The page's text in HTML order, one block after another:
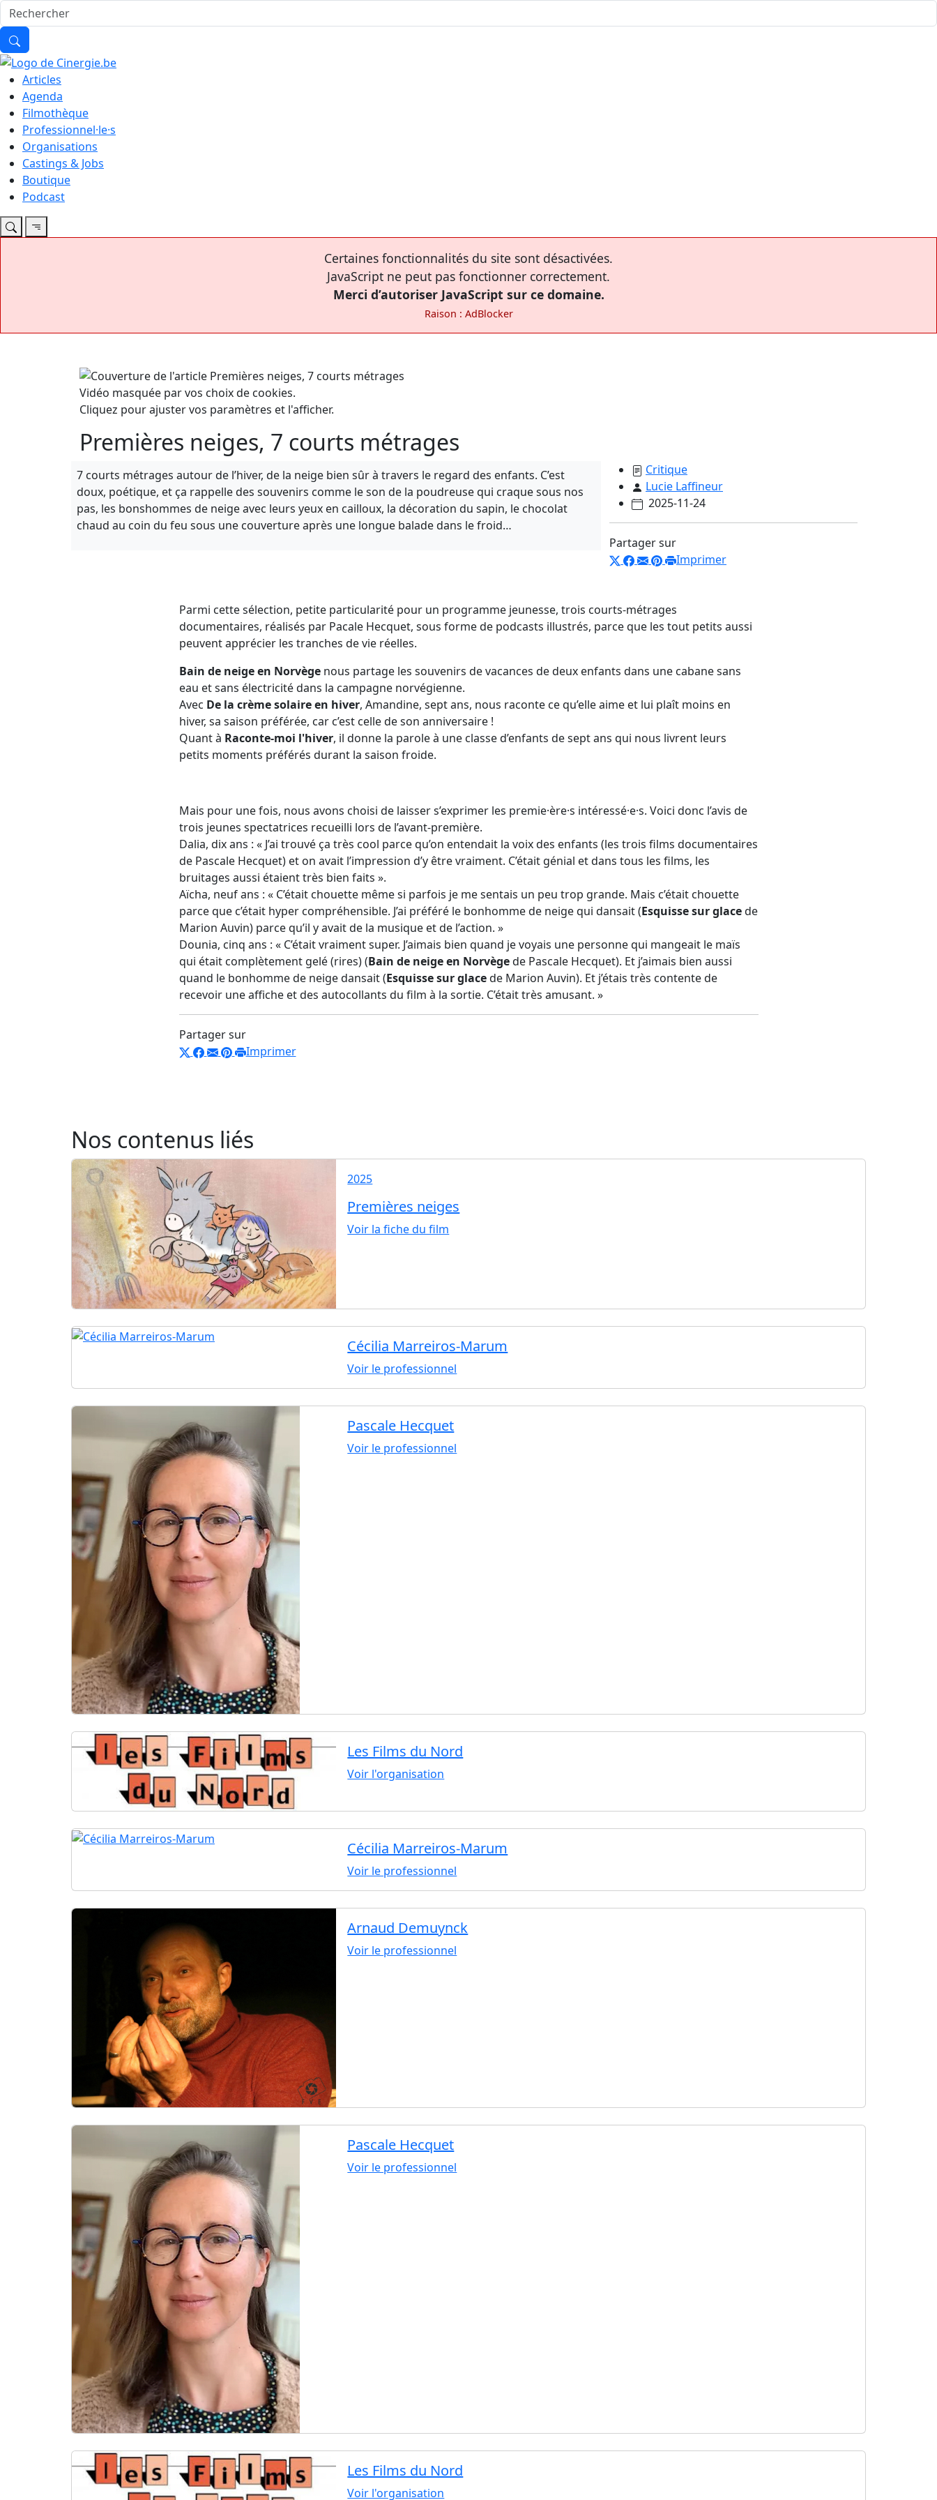
Articles
Agenda
Filmothèque
Professionnel·le·s
Organisations
Castings & Jobs
Boutique
Podcast
Certaines fonctionnalités du site sont désactivées.
JavaScript ne peut pas fonctionner correctement.
Merci d’autoriser JavaScript sur ce domaine.
Raison : AdBlocker
Vidéo masquée par vos choix de cookies.
Cliquez pour ajuster vos paramètres et l'afficher.
Premières neiges, 7 courts métrages
7 courts métrages autour de l’hiver, de la neige bien sûr à travers le regard des enfants. C’est
doux, poétique, et ça rappelle des souvenirs comme le son de la poudreuse qui craque sous nos
pas, les bonshommes de neige avec leurs yeux en cailloux, la décoration du sapin, le chocolat
chaud au coin du feu sous une couverture après une longue balade dans le froid…
Critique
Lucie Laffineur
2025-11-24
Partager sur
Imprimer
Parmi cette sélection, petite particularité pour un programme jeunesse, trois courts-métrages
documentaires, réalisés par Pacale Hecquet, sous forme de podcasts illustrés, parce que les tout petits aussi
peuvent apprécier les tranches de vie réelles.
Bain de neige en Norvègenous partage les souvenirs de vacances de deux enfants dans une cabane sans
eau et sans électricité dans la campagne norvégienne.
Avec De la crème solaire en hiver, Amandine, sept ans, nous raconte ce qu’elle aime et lui plaît moins en
hiver, sa saison préférée, car c’est celle de son anniversaire !
Quant à Raconte-moi l'hiver, il donne la parole à une classe d’enfants de sept ans qui nous livrent leurs
petits moments préférés durant la saison froide.
Mais pour une fois, nous avons choisi de laisser s’exprimer les premie·ère·s intéressé·e·s. Voici donc l’avis de
trois jeunes spectatrices recueilli lors de l’avant-première.
Dalia, dix ans : « J’ai trouvé ça très cool parce qu’on entendait la voix des enfants (les trois films documentaires
de Pascale Hecquet) et on avait l’impression d’y être vraiment. C’était génial et dans tous les films, les
bruitages aussi étaient très bien faits ».
Aïcha, neuf ans : « C’était chouette même si parfois je me sentais un peu trop grande. Mais c’était chouette
parce que c’était hyper compréhensible. J’ai préféré le bonhomme de neige qui dansait (Esquisse sur glacede
Marion Auvin) parce qu’il y avait de la musique et de l’action. »
Dounia, cinq ans : « C’était vraiment super. J’aimais bien quand je voyais une personne qui mangeait le maïs
qui était complètement gelé (rires) (Bain de neige en Norvègede Pascale Hecquet). Et j’aimais bien aussi
quand le bonhomme de neige dansait (Esquisse sur glacede Marion Auvin). Et j’étais très contente de
recevoir une affiche et des autocollants du film à la sortie. C’était très amusant. »
Partager sur
Imprimer
Nos contenus liés
2025
Premières neiges
Voir la fiche du film
Cécilia Marreiros-Marum
Voir le professionnel
Pascale Hecquet
Voir le professionnel
Les Films du Nord
Voir l'organisation
Cécilia Marreiros-Marum
Voir le professionnel
Arnaud Demuynck
Voir le professionnel
Pascale Hecquet
Voir le professionnel
Les Films du Nord
Voir l'organisation